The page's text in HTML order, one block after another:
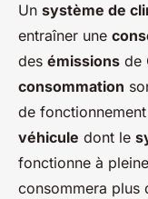
Un système de
entraîner une
des émissions de
consommation
de
véhicule dont le
fonctionne à
consommera plus